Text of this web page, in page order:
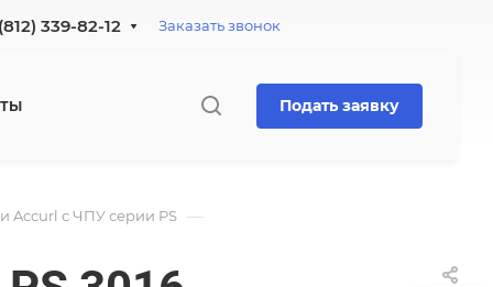
339-82-12 Заказать звонок
Подать заявку
Accurl с ЧПУ серии PS —